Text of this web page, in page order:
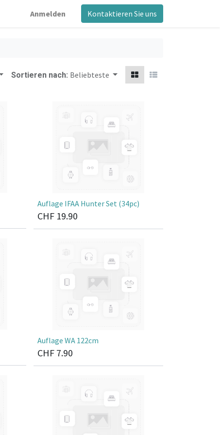
Anmelden Kontaktieren Sie uns
Sortieren nach: Beliebteste
Auflage IFAA Hunter Set (34pc)
CHF 19.90
Auflage WA 122cm
CHF 7.90